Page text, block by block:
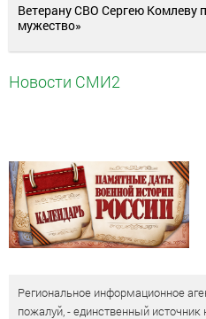
Ветерану СВО Сергею Комлеву
мужество»
Новости СМИ2
Региональное информационное
пожалуй, - единственный источник